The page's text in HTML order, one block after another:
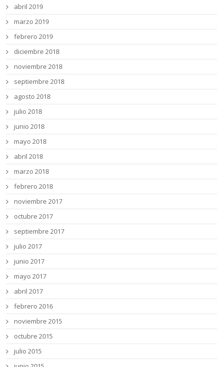
abril 2019
marzo 2019
febrero 2019
diciembre 2018
noviembre 2018
septiembre 2018
agosto 2018
julio 2018
junio 2018
mayo 2018
abril 2018
marzo 2018
febrero 2018
noviembre 2017
octubre 2017
septiembre 2017
julio 2017
junio 2017
mayo 2017
abril 2017
febrero 2016
noviembre 2015
octubre 2015
julio 2015